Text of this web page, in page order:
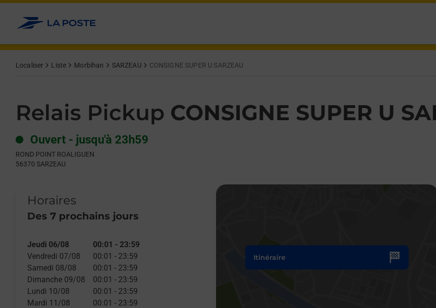
Allez au contenu
Localiser Liste Morbihan SARZEAU CONSIGNE SUPER U SARZEAU
Relais Pickup CONSIGNE SUPER U
Ouvert - jusqu'à 23h59
ROND POINT ROALIGUEN
56370 SARZEAU
Horaires
Des 7 prochains jours
Day of the WeekHours
Jeudi 06/08 00:01 - 23:59
Vendredi 07/08
00:01 - 23:59
Samedi 08/08
00:01 - 23:59
Dimanche 09/08
00:01 - 23:59
Lundi 10/08
00:01 - 23:59
Mardi 11/08
00:01 - 23:59
Itinéraire
Get directions to Relais Pickup at ROND POINT ROALIGUEN SARZEAU,
lien s'ouvre dans un nouvel onglet